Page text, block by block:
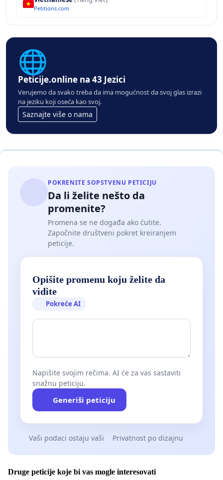
Petitions.com
🌐
Peticije.online na 43 Jezici
Verujemo da svako treba da ima mogućnost da svoj glas izrazi
na jeziku koji oseća kao svoj.
Saznajte više o nama
POKRENITE SOPSTVENU PETICIJU
Da li želite nešto da
promenite?
Promena se ne događa ako ćutite.
Započnite društveni pokret kreiranjem
peticije.
Opišite promenu koju želite da
vidite
Pokreće AI
Napišite svojim rečima. AI će za vas sastaviti
snažnu peticiju.
Generiši peticiju
Vaši podaci ostaju vaši Privatnost po dizajnu
Druge peticije koje bi vas mogle interesovati